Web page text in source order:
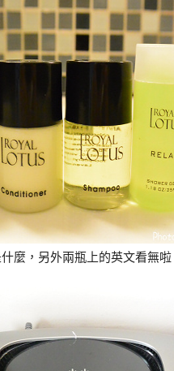
麼，另外兩瓶上的英文看無啦